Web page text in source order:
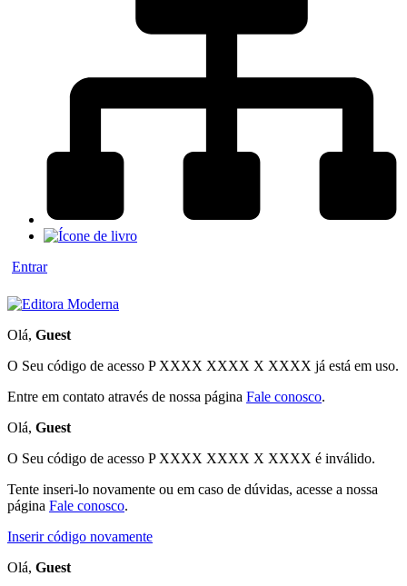
Entrar
Olá, Guest
O Seu código de acesso P XXXX XXXX X XXXX já está em uso.
Entre em contato através de nossa página Fale conosco.
Olá, Guest
O Seu código de acesso P XXXX XXXX X XXXX é inválido.
Tente inseri-lo novamente ou em caso de dúvidas, acesse a nossa
página Fale conosco.
Inserir código novamente
Olá, Guest